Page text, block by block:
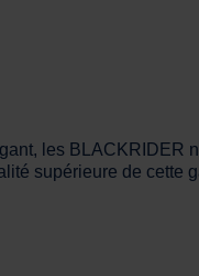
les BLACKRIDER
supérieure de